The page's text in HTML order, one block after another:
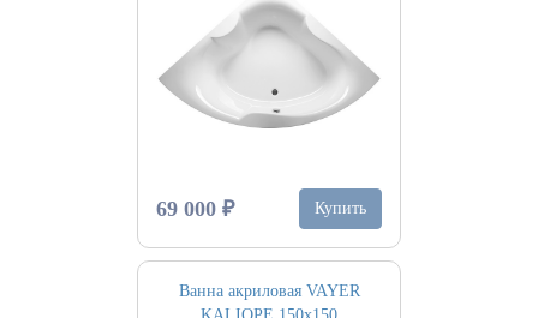
69 000 ₽ Купить
Ванна акриловая VAYER